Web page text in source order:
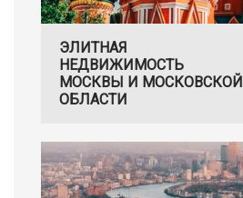
ЭЛИТНАЯ
НЕДВИЖИМОСТЬ
МОСКВЫ И МОСКОВСКОЙ
ОБЛАСТИ